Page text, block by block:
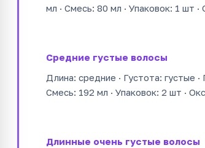
мл · Смесь: 80 мл · Упаковок: 1 шт
Средние густые волосы
Длина: средние · Густота: густые
Смесь: 192 мл · Упаковок: 2 шт ·
Длинные очень густые волосы